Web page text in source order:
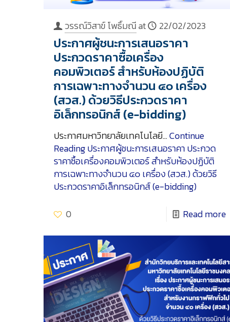
วรรณ์วิสาข์ โพธิ์มณีat 22/02/2023
ประกาศผู้ชนะการเสนอราคา
ประกวดราคาซื้อเครื่อง
คอมพิวเตอร์ สำหรับห้องปฏิบัติ
การเฉพาะทางจำนวน ๔๐ เครื่อง
(สวส.) ด้วยวิธีประกวดราคา
อิเล็กทรอนิกส์ (e-bidding)
ประกาศมหาวิทยาลัยเทคโนโลยี…Continue
Readingประกาศผู้ชนะการเสนอราคา ประกวด
ราคาซื้อเครื่องคอมพิวเตอร์ สำหรับห้องปฏิบัติ
การเฉพาะทางจำนวน ๔๐ เครื่อง (สวส.) ด้วยวิธี
ประกวดราคาอิเล็กทรอนิกส์ (e-bidding)
0
Read more